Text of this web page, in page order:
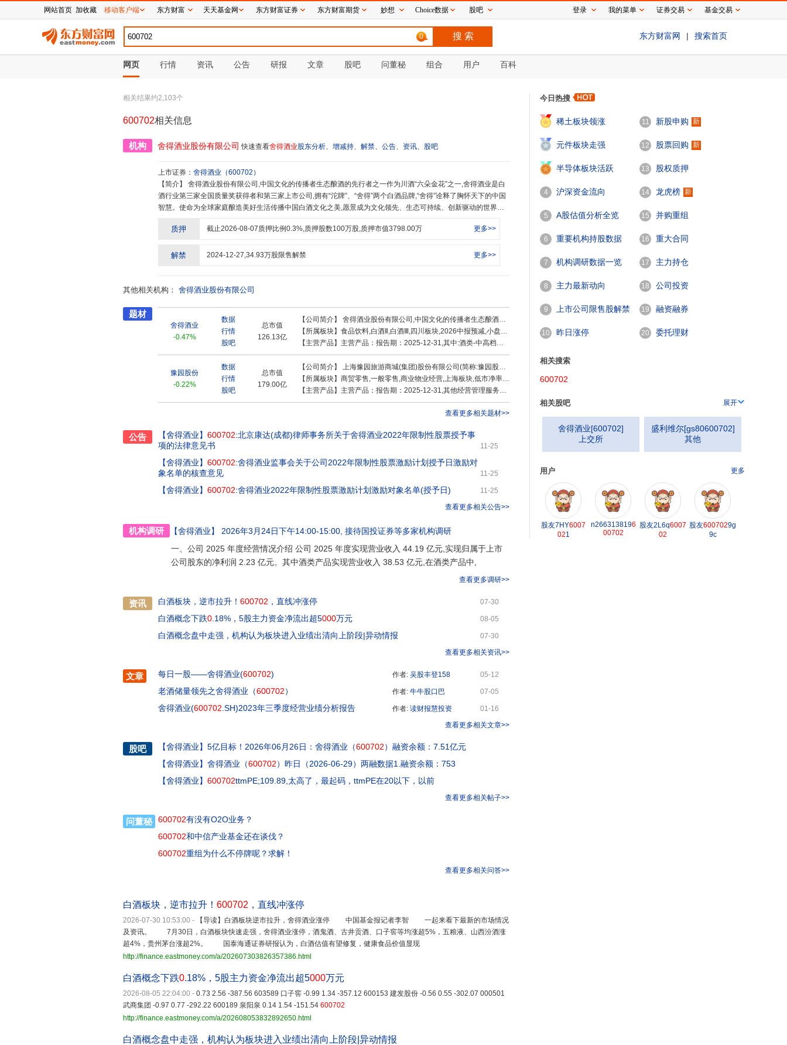
0 东方财富网 | 搜索首页
网页 行情 资讯 公告 研报 文章 股吧 问董秘 组合 用户 百科
相关结果约2,103个
600702相关信息
机构 舍得酒业股份有限公司 快速查看舍得酒业股东分析、 增减持、 解禁、 公告、 资讯、 股吧
上市证券： 舍得酒业 （600702 ）
【简介】
酒行业第三家全国质量奖获得者和第三家上市公司,拥有“沱牌”、“舍得”两个白酒品牌,“舍得”诠释了胸怀天下的中国
智慧。使命为全球家庭酿造美好生活传播中国白酒文化之美,愿景成为文化领先、生态可持续、创新驱动的世界一
质押 截止2026-08-07质押比例0.3%,质押股数100万股,质押市值3798.00万 更多>>
解禁 2024-12-27,34.93万股限售解禁 更多>>
其他相关机构： 舍得酒业股份有限公司
题材
舍得酒业
-0.47%
数据
行情
股吧
总市值
126.13亿
【公司简介】 舍得酒业股份有限公司,中国文化的传播者生态酿酒的先行者之一作为川酒“六朵金花”之一,舍得酒业是白酒行业第三家全国质量奖获得者和第三家上市公司,拥有“沱牌”、“舍得”两个白酒品牌,“舍得”诠释了胸怀天下的中国智慧。使命为全球家庭酿造美好生活传播中国白酒文化之美,愿景成为文化领先
【所属板块】 食品饮料,白酒Ⅱ,白酒Ⅲ,四川板块,2026中报预减,小盘价值,小盘股,标准普尔,富时罗素,沪股通,融资融券,味蕾经济,C2M概念,酿酒概念,白酒,新零售,西部大开发,成渝特区
【主营产品】 主营产品：报告期：2025-12-31,其中:酒类-中高档酒收入31.2亿 ，占比70.59% ，利润23.29亿 ，占比84.96% ，毛利率74.67%；其中:酒类-普通酒收入7.33亿 ，占比16.59% ，利润2.78亿 ，占比10.14% ，毛利率37.92%；其他(补充)收入0.97亿 ，占比2.18% ，利润0.66亿 ，占比2.4% ，毛利率68.25%；玻瓶收入4.7亿 ，占比10.64% ，利润0.68亿 ，占比2.5% ，毛利率14.56%；酒类收入38.53亿 ，占比87.18% ，利润26.07亿 ，占比95.1% ，毛利率67.67%
豫园股份
-0.22%
数据
行情
股吧
总市值
179.00亿
【公司简介】 上海豫园旅游商城(集团)股份有限公司(简称:豫园股份600655.SH)是中国资本市场最早的见证者、参与者和建设者之一。2018年完成重大资产重组以后,豫园股份成为复星快乐产业旗舰平台。依托控股股东复星全球平台及资源赋能系统,豫园股份聚焦家庭客户,持续锚定“家庭快乐消费产业
【所属板块】 商贸零售,一般零售,商业物业经营,上海板块,低市净率,2026中报预增,消费风格,2026一季报预增,小盘价值,小盘股,长期破净,破净股,内贸流通,标准普尔,富时罗素,沪股通,上证380,中证500,融资融券,机构重仓,零售概念,新消费,培育钻石,宠物经济,化妆品概念,退税商店,白酒
【主营产品】 主营产品：报告期：2025-12-31,其他经营管理服务收入3.95亿 ，占比1.09% ，利润2.85亿 ，占比5.87% ，毛利率72.07%；分部间抵销收入-9亿 ，占比-2.48% ，利润-6.88亿 ，占比-14.18% ，毛利率76.39%；化妆品收入2.34亿 ，占比0.64% ，利润1.25亿 ，占比2.57% ，毛利率53.2%；医药健康及其他收入5.02亿 ，占比1.38% ，利润1.96亿 ，占比4.04% ，毛利率39.02%；商业经营管理与租赁收入20.16亿 ，占比5.54% ，利润7.58亿 ，占比15.63% ，毛利率37.6%；度假村收入4.58亿 ，占比1.26% ，利润2.95亿 ，占比6.07% ，毛利率64.34%；时尚表业收入6.15亿 ，占比1.69% ，利润2.58亿 ，占比5.33% ，毛利率42.05%；物业开发与销售收入82.4亿 ，占比22.65% ，利润6.41亿 ，占比13.22% ，毛利率7.78%；珠宝时尚收入229.87亿 ，占比63.2% ，利润23.35亿 ，占比48.13% ，毛利率10.16%；酒业收入0.31亿 ，占比0.09% ，利润0.09亿 ，占比0.19% ，毛利率29.29%；食品、百货及工艺品销售收入8.67亿 ，占比2.38% ，利润0.38亿 ，占比0.79% ，毛利率4.41%；餐饮管理与服务收入9.28亿 ，占比2.55% ，利润5.99亿 ，占比12.34% ，毛利率64.53%
查看更多相关题材>>
公告 【舍得酒业】 600702:北京康达(成都)律师事务所关于舍得酒业2022年限制性股票授予事
项的法律意见书
11-25
【舍得酒业】 600702:舍得酒业监事会关于公司2022年限制性股票激励计划授予日激励对
象名单的核查意见
11-25
【舍得酒业】 600702:舍得酒业2022年限制性股票激励计划激励对象名单(授予日)
11-25
查看更多相关公告>>
机构调研 【舍得酒业】 2026年3月24日下午14:00-15:00 , 接待国投证券等多家机构调研
一、公司 2025 年度经营情况介绍 公司 2025 年度实现营业收入 44.19 亿元,实现归属于上市
公司股东的净利润 2.23 亿元。其中酒类产品实现营业收入 38.53 亿元,在酒类产品中,
查看更多调研>>
资讯 白酒板块，逆市拉升！ 600702 ，直线冲涨停 07-30
白酒概念下跌0 .18%，5股主力资金净流出超5000万元 08-05
白酒概念盘中走强，机构认为板块进入业绩出清向上阶段|异动情报
07-30
查看更多相关资讯>>
文章 每日一股——舍得酒业(600702) 作者: 吴股丰登158 05-12
老酒储量领先之舍得酒业（600702） 作者: 牛牛股口巴 07-05
舍得酒业(600702 .SH)2023年三季度经营业绩分析报告 作者: 读财报慧投资
01-16
查看更多相关文章>>
股吧 【舍得酒业】 5亿目标！2026年06月26日：舍得酒业（600702）融资余额：7.51亿元
【舍得酒业】 舍得酒业（600702）昨日（2026-06-29）两融数据1.融资余额：753
【舍得酒业】 600702ttmPE;109.89,太高了，最起码，ttmPE在20以下，以前
查看更多相关帖子>>
问董秘 600702有没有O2O业务？
600702和中信产业基金还在谈伐？
600702重组为什么不停牌呢？求解！
查看更多相关问答>>
白酒板块，逆市拉升！ 600702 ，直线冲涨停
2026-07-30 10:53:00 -
【导读】白酒板块逆市拉升，舍得酒业涨停 中国基金报记者李智 一起来看下最新的市场情况
及资讯。 7月30日，白酒板块快速走强，舍得酒业涨停，酒鬼酒、古井贡酒、口子窖等均涨超5%，五粮液、山西汾酒涨
超4%，贵州茅台涨超2%。 国泰海通证券研报认为，白酒估值有望修复，健康食品价值显现
http://finance.eastmoney.com/a/202607303826357386.html
白酒概念下跌0.18%，5股主力资金净流出超5000万元
2026-08-05 22:04:00 - 0.73 2.56 -387.56 603589 口子窖 -0.99 1.34 -357.12 600153 建发股份 -0.56 0.55 -302.07 000501
武商集团 -0.97 0.77 -292.22 600189 泉阳泉 0.14 1.54 -151.54 600702
http://finance.eastmoney.com/a/202608053832892650.html
白酒概念盘中走强，机构认为板块进入业绩出清向上阶段|异动情报
今日热搜
稀土板块领涨
2
元件板块走强
3
半导体板块活跃
4 沪深资金流向
5 A股估值分析全览
6 重要机构持股数据
7 机构调研数据一览
8 主力最新动向
9 上市公司限售股解禁
一览
10 昨日涨停
11 新股申购 新
12 股票回购 新
13 股权质押
14 龙虎榜 新
15 并购重组
16 重大合同
17 主力持仓
18 公司投资
19 融资融券
20 委托理财
相关搜索
600702
相关股吧 展开
舍得酒业[600702]
上交所
盛利维尔[gs80600702]
其他
用户 更多
股友7HY6007
021
n2663138196
00702
股友2L6q6007
02
股友6007029g
9c
网站首页 加收藏 移动客户端 东方财富 天天基金网 东方财富证券 东方财富期货 妙想 Choice数据 股吧 登录 我的菜单 证券交易 基金交易